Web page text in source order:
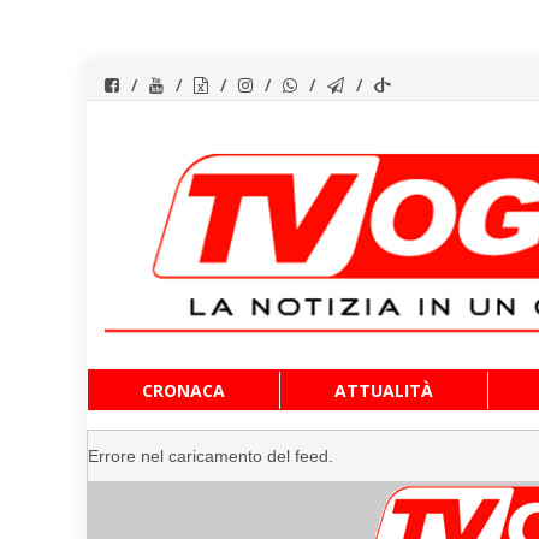
al
contenuto
CRONACA ATTUALITÀ
Errore nel caricamento del feed.